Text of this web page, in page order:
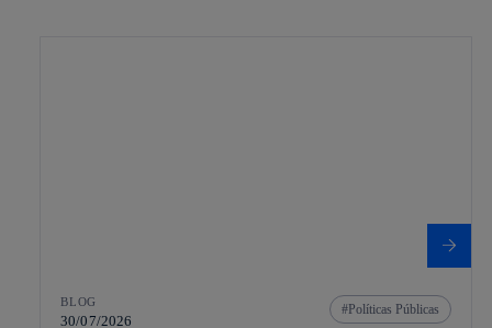
BLOG
30/07/2026
Políticas Públicas